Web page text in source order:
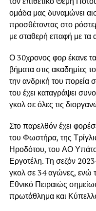
ομάδα μας δυναμώνει
προσθέτοντας στο
με σταθερή επαφή με τα
Ο 30χρονος φορ έκανε
βήματα στις ακαδημίες
την ανδρική του πορεία
του έχει καταγράψει
γκολ σε όλες τις
Στο παρελθόν έχει
του Φωστήρα, της
Ηροδότου, του ΑΟ
Εργοτέλη. Τη σεζόν
γκολ σε 34 αγώνες, ενώ
Εθνικό Πειραιώς
πρωτάθλημα και